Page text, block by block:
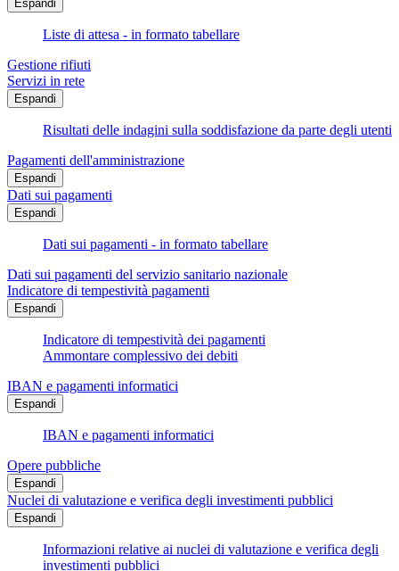
Espandi
Liste di attesa - in formato tabellare
Gestione rifiuti
Servizi in rete
Espandi
Risultati delle indagini sulla soddisfazione da parte degli utenti
Pagamenti dell'amministrazione
Espandi
Dati sui pagamenti
Espandi
Dati sui pagamenti - in formato tabellare
Dati sui pagamenti del servizio sanitario nazionale
Indicatore di tempestività pagamenti
Espandi
Indicatore di tempestività dei pagamenti
Ammontare complessivo dei debiti
IBAN e pagamenti informatici
Espandi
IBAN e pagamenti informatici
Opere pubbliche
Espandi
Nuclei di valutazione e verifica degli investimenti pubblici
Espandi
Informazioni relative ai nuclei di valutazione e verifica degli
investimenti pubblici